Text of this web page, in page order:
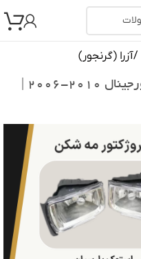
/آزرا (گرنجور)